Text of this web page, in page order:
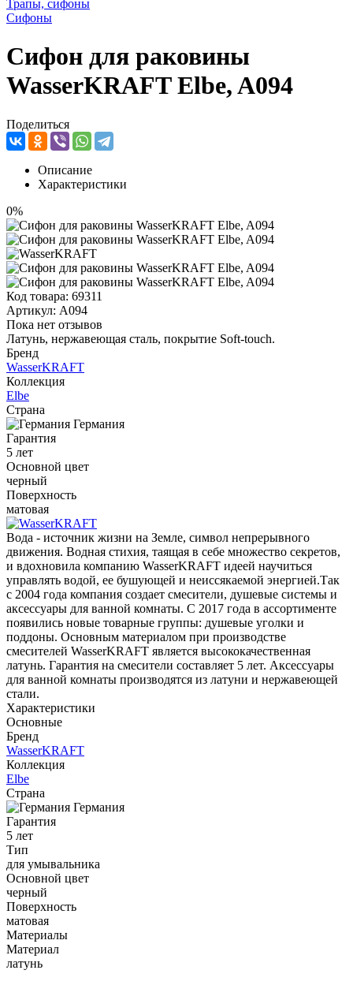
Трапы, сифоны
Сифоны
Сифон для раковины
WasserKRAFT Elbe, A094
Поделиться
Описание
Характеристики
0%
Код товара: 69311
Артикул: A094
Пока нет отзывов
Латунь, нержавеющая сталь, покрытие Soft-touch.
Бренд
WasserKRAFT
Коллекция
Elbe
Страна
Германия
Гарантия
5 лет
Основной цвет
черный
Поверхность
матовая
Вода - источник жизни на Земле, символ непрерывного
движения. Водная стихия, таящая в себе множество секретов,
и вдохновила компанию WasserKRAFT идеей научиться
управлять водой, ее бушующей и неиссякаемой энергией.Так
с 2004 года компания создает смесители, душевые системы и
аксессуары для ванной комнаты. С 2017 года в ассортименте
появились новые товарные группы: душевые уголки и
поддоны. Основным материалом при производстве
смесителей WasserKRAFT является высококачественная
латунь. Гарантия на смесители составляет 5 лет. Аксессуары
для ванной комнаты производятся из латуни и нержавеющей
стали.
Характеристики
Основные
Бренд
WasserKRAFT
Коллекция
Elbe
Страна
Германия
Гарантия
5 лет
Тип
для умывальника
Основной цвет
черный
Поверхность
матовая
Материалы
Материал
латунь